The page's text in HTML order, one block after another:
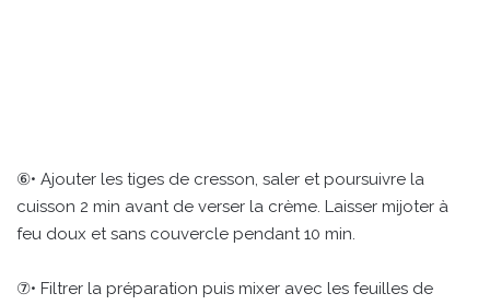
⑥• Ajouter les tiges de cresson, saler et poursuivre la
cuisson 2 min avant de verser la crème. Laisser mijoter à
feu doux et sans couvercle pendant 10 min.
⑦• Filtrer la préparation puis mixer avec les feuilles de